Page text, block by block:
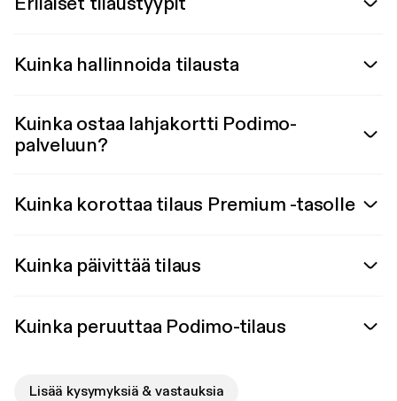
Kuinka hallinnoida tilausta
Kuinka ostaa lahjakortti Podimo-
palveluun?
Kuinka korottaa tilaus Premium -tasolle
Kuinka päivittää tilaus
Kuinka peruuttaa Podimo-tilaus
Lisää kysymyksiä & vastauksia